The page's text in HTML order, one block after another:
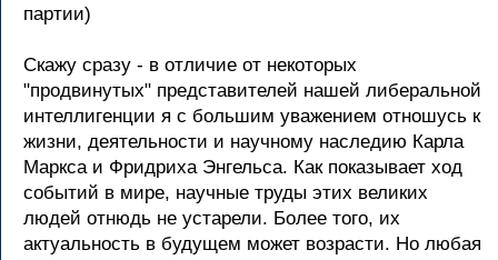
партии)
Скажу сразу - в отличие от некоторых
"продвинутых" представителей нашей либеральной
интеллигенции я с большим уважением отношусь к
жизни, деятельности и научному наследию Карла
Маркса и Фридриха Энгельса. Как показывает ход
событий в мире, научные труды этих великих
людей отнюдь не устарели. Более того, их
актуальность в будущем может возрасти. Но любая